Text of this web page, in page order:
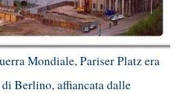
Mondiale, Pariser Platz era
Berlino, affiancata dalle